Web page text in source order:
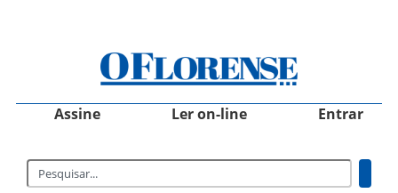
Assine Ler on-line Entrar